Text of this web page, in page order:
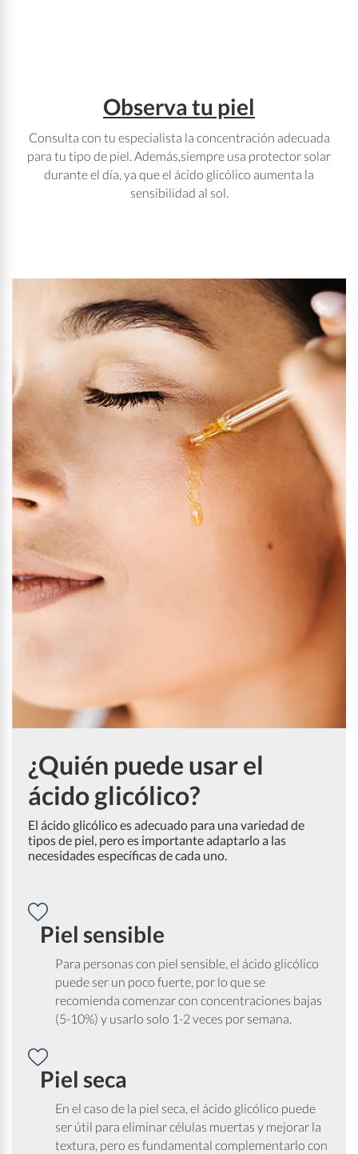
Observa tu piel
Consulta con tu especialista la concentración adecuada
para tu tipo de piel. Además,siempre usa protector solar
durante el día, ya que el ácido glicólico aumenta la
sensibilidad al sol.
¿Quién puede usar el
ácido glicólico?
El ácido glicólico es adecuado para una variedad de
tipos de piel, pero es importante adaptarlo a las
necesidades específicas de cada uno.
Piel sensible
Para personas con piel sensible, el ácido glicólico
puede ser un poco fuerte, por lo que se
recomienda comenzar con concentraciones bajas
(5-10%) y usarlo solo 1-2 veces por semana.
Piel seca
En el caso de la piel seca, el ácido glicólico puede
ser útil para eliminar células muertas y mejorar la
textura, pero es fundamental complementarlo con